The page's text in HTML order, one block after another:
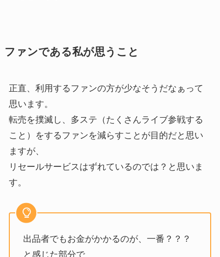
ファンである私が思うこと
正直、利用するファンの方が少なそうだなぁって
思います。
転売を撲滅し、多ステ（たくさんライブ参戦する
こと）をするファンを減らすことが目的だと思い
ますが、
リセールサービスはずれているのでは？と思いま
す。
出品者でもお金がかかるのが、一番？？？
と感じた部分で